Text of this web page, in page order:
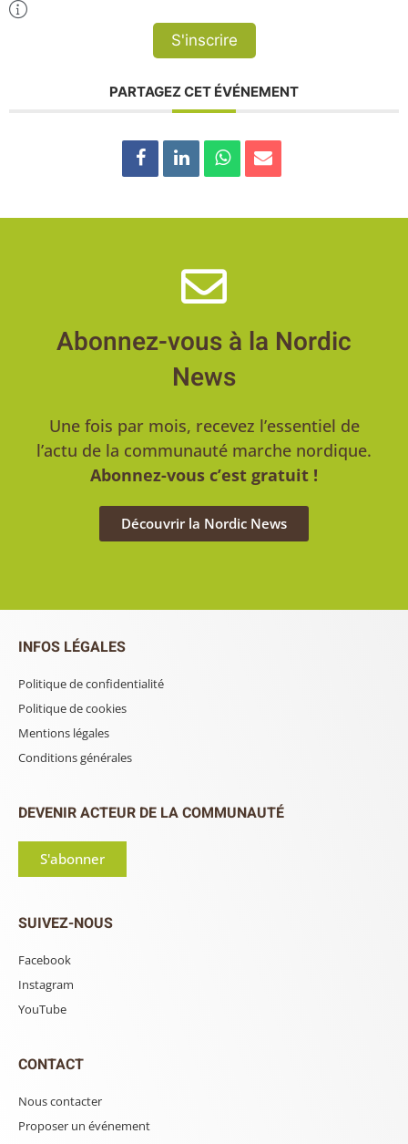
S'inscrire
PARTAGEZ CET ÉVÉNEMENT
Abonnez-vous à la Nordic
News
Une fois par mois, recevez l’essentiel de
l’actu de la communauté marche nordique.
Abonnez-vous c’est gratuit !
Découvrir la Nordic News
INFOS LÉGALES
Politique de confidentialité
Politique de cookies
Mentions légales
Conditions générales
DEVENIR ACTEUR DE LA COMMUNAUTÉ
S'abonner
SUIVEZ-NOUS
Facebook
Instagram
YouTube
CONTACT
Nous contacter
Proposer un événement